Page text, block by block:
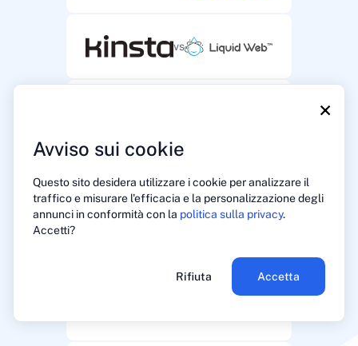
×
Avviso sui cookie
Questo sito desidera utilizzare i cookie per analizzare il
traffico e misurare l'efficacia e la personalizzazione degli
annunci in conformità con la politica sulla privacy.
Accetti?
Rifiuta Accetta
vs
vs